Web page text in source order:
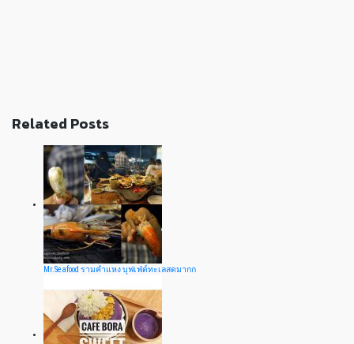
Related Posts
Mr.Seafood รามคำแหง บุฟเฟ่ต์ทะเลสดมากก